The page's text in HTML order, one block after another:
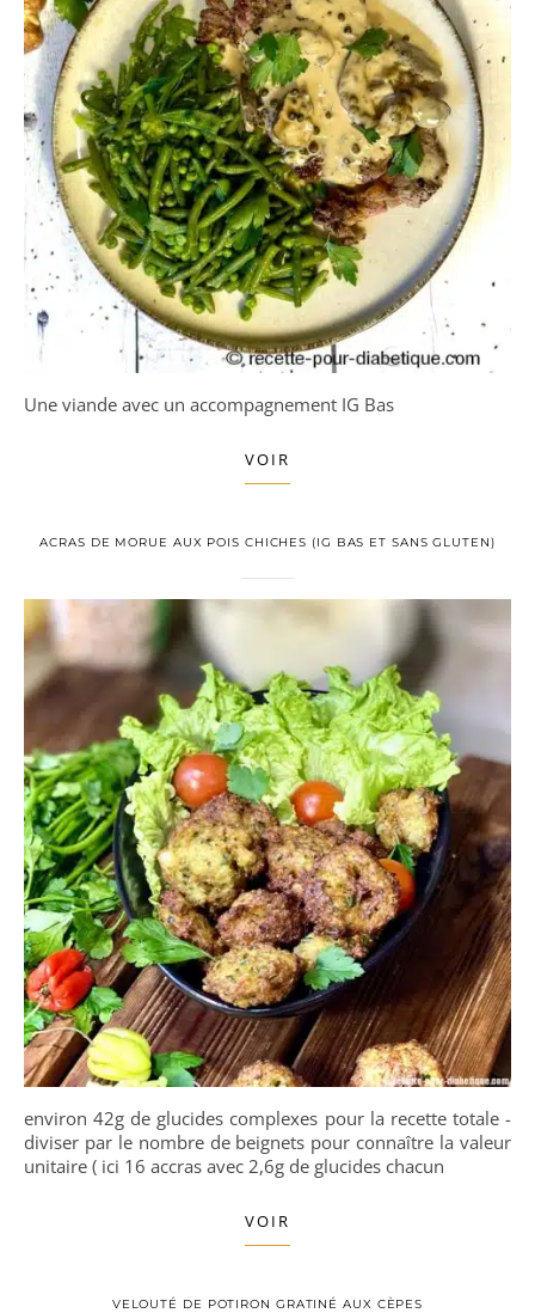
Une viande avec un accompagnement IG Bas
VOIR
ACRAS DE MORUE AUX POIS CHICHES (IG BAS ET SANS GLUTEN)
environ 42g de glucides complexes pour la recette totale -
diviser par le nombre de beignets pour connaître la valeur
unitaire ( ici 16 accras avec 2,6g de glucides chacun
VOIR
VELOUTÉ DE POTIRON GRATINÉ AUX CÈPES